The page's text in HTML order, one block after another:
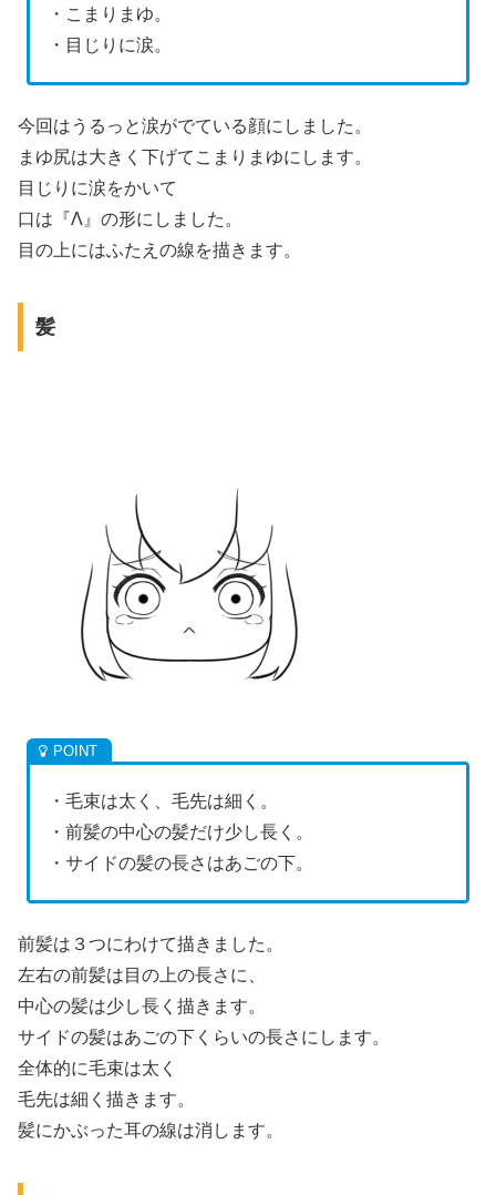
・こまりまゆ。
・目じりに涙。
今回はうるっと涙がでている顔にしました。
まゆ尻は大きく下げてこまりまゆにします。
目じりに涙をかいて
口は『Λ』の形にしました。
目の上にはふたえの線を描きます。
髪
・毛束は太く、毛先は細く。
・前髪の中心の髪だけ少し長く。
・サイドの髪の長さはあごの下。
前髪は３つにわけて描きました。
左右の前髪は目の上の長さに、
中心の髪は少し長く描きます。
サイドの髪はあごの下くらいの長さにします。
全体的に毛束は太く
毛先は細く描きます。
髪にかぶった耳の線は消します。